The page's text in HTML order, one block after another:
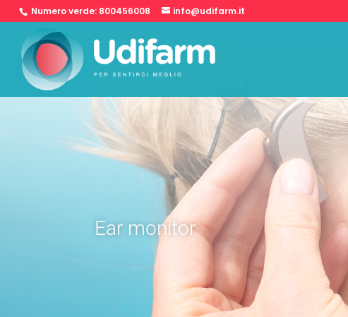
Numero verde: 800456008 info@udifarm.it
Ear monitor